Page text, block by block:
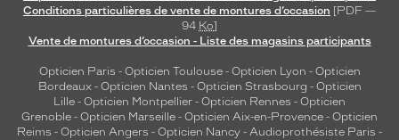
Conditions particulières de vente de montures d’occasion [PDF —
94 Ko]
Vente de montures d’occasion - Liste des magasins participants
Opticien Paris - Opticien Toulouse- Opticien Lyon - Opticien
Bordeaux- Opticien Nantes - Opticien Strasbourg - Opticien
Lille - Opticien Montpellier - Opticien Rennes - Opticien
Grenoble - Opticien Marseille - Opticien Aix-en-Provence - Opticien
Reims - Opticien Angers - Opticien Nancy - Audioprothésiste Paris -